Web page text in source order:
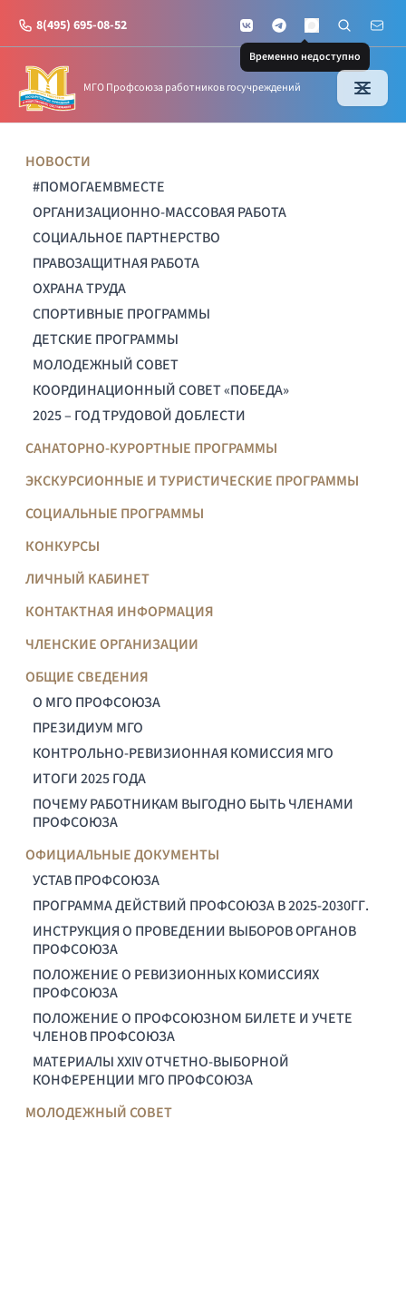
8(495) 695-08-52 VKontakteTelegramMAX
Временно недоступно
Поиск по
Почта
МГО Профсоюза работников госучреждений
НОВОСТИ
#ПОМОГАЕМВМЕСТЕ
ОРГАНИЗАЦИОННО-МАССОВАЯ РАБОТА
СОЦИАЛЬНОЕ ПАРТНЕРСТВО
ПРАВОЗАЩИТНАЯ РАБОТА
ОХРАНА ТРУДА
СПОРТИВНЫЕ ПРОГРАММЫ
ДЕТСКИЕ ПРОГРАММЫ
МОЛОДЕЖНЫЙ СОВЕТ
КООРДИНАЦИОННЫЙ СОВЕТ «ПОБЕДА»
2025 – ГОД ТРУДОВОЙ ДОБЛЕСТИ
САНАТОРНО-КУРОРТНЫЕ ПРОГРАММЫ
ЭКСКУРСИОННЫЕ И ТУРИСТИЧЕСКИЕ ПРОГРАММЫ
СОЦИАЛЬНЫЕ ПРОГРАММЫ
КОНКУРСЫ
ЛИЧНЫЙ КАБИНЕТ
КОНТАКТНАЯ ИНФОРМАЦИЯ
ЧЛЕНСКИЕ ОРГАНИЗАЦИИ
ОБЩИЕ СВЕДЕНИЯ
О МГО ПРОФСОЮЗА
ПРЕЗИДИУМ МГО
КОНТРОЛЬНО-РЕВИЗИОННАЯ КОМИССИЯ МГО
ИТОГИ 2025 ГОДА
ПОЧЕМУ РАБОТНИКАМ ВЫГОДНО БЫТЬ ЧЛЕНАМИ
ПРОФСОЮЗА
ОФИЦИАЛЬНЫЕ ДОКУМЕНТЫ
УСТАВ ПРОФСОЮЗА
ПРОГРАММА ДЕЙСТВИЙ ПРОФСОЮЗА В 2025-2030ГГ.
ИНСТРУКЦИЯ О ПРОВЕДЕНИИ ВЫБОРОВ ОРГАНОВ
ПРОФСОЮЗА
ПОЛОЖЕНИЕ О РЕВИЗИОННЫХ КОМИССИЯХ
ПРОФСОЮЗА
ПОЛОЖЕНИЕ О ПРОФСОЮЗНОМ БИЛЕТЕ И УЧЕТЕ
ЧЛЕНОВ ПРОФСОЮЗА
МАТЕРИАЛЫ XXIV ОТЧЕТНО-ВЫБОРНОЙ
КОНФЕРЕНЦИИ МГО ПРОФСОЮЗА
МОЛОДЕЖНЫЙ СОВЕТ